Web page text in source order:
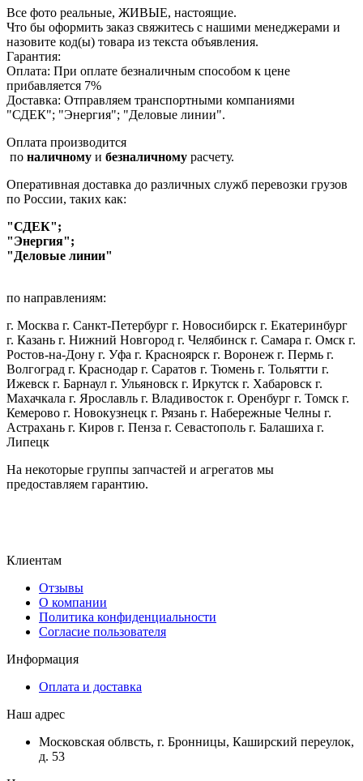
Все фото реальные, ЖИВЫЕ, настоящие.
Что бы оформить заказ свяжитесь с нашими менеджерами и
назовите код(ы) товара из текста объявления.
Гарантия:
Оплата: При оплате безналичным способом к цене
прибавляется 7%
Доставка: Отправляем транспортными компаниями
"СДЕК"; "Энергия"; "Деловые линии".
Оплата производится
по наличному и безналичному расчету.
Оперативная доставка до различных служб перевозки грузов
по России, таких как:
"СДЕК";
"Энергия";
"Деловые линии"
по направлениям:
г. Москва г. Санкт-Петербург г. Новосибирск г. Екатеринбург
г. Казань г. Нижний Новгород г. Челябинск г. Самара г. Омск г.
Ростов-на-Дону г. Уфа г. Красноярск г. Воронеж г. Пермь г.
Волгоград г. Краснодар г. Саратов г. Тюмень г. Тольятти г.
Ижевск г. Барнаул г. Ульяновск г. Иркутск г. Хабаровск г.
Махачкала г. Ярославль г. Владивосток г. Оренбург г. Томск г.
Кемерово г. Новокузнецк г. Рязань г. Набережные Челны г.
Астрахань г. Киров г. Пенза г. Севастополь г. Балашиха г.
Липецк
На некоторые группы запчастей и агрегатов мы
предоставляем гарантию.
Клиентам
Отзывы
О компании
Политика конфиденциальности
Согласие пользователя
Информация
Оплата и доставка
Наш адрес
Московская облвсть, г. Бронницы, Каширский переулок,
д. 53